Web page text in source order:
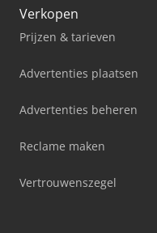
Verkopen
Prijzen & tarieven
Advertenties plaatsen
Advertenties beheren
Reclame maken
Vertrouwenszegel